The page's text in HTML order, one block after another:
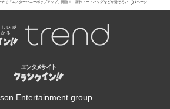
チで「エスターバニーポップアップ」開催！ 新作トートバッグなどが勢ぞろい 1ページ
Entertainment group